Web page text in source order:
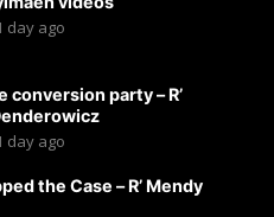
day ago
conversion party – R’
day ago
the Case – R’ Mendy